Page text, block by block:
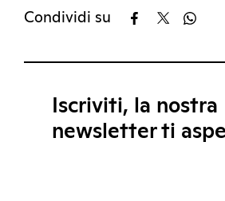
Condividi su
Iscriviti, la nostra
newsletter ti